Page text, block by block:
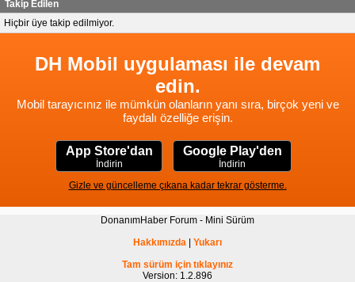
Takip Edilen
Hiçbir üye takip edilmiyor.
DH Mobil uygulaması ile devam
edin.
Mobil tarayıcınız ile mümkün olanların yanı sıra, birçok yeni ve
faydalı özelliğe erişin.
App Store'dan
İndirin
Google Play'den
İndirin
Gizle ve güncelleme çıkana kadar tekrar gösterme.
DonanımHaber Forum - Mini Sürüm
Hakkımızda
Yukarı
Tam sürüm için tıklayınız
Version: 1.2.896